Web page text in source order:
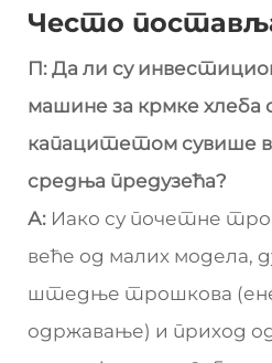
Често
П: Да ли су
машине за крмке хлеба
капацитетом сувише
средња предузећа?
А: Иако су почетне
веће од малих модела,
штедње трошкова
одржавање) и приход